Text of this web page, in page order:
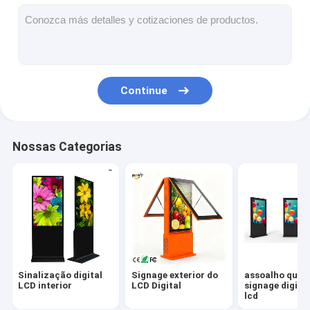
Exposição do LCD da barra
Exibição de cartazes LED
Telão LED para aluguel
tabela do tela táctil
Ecrã de filme LED
Continue
Nossas Categorias
Sinalização digital
LCD interior
Signage exterior do
LCD Digital
assoalho que
signage
lcd